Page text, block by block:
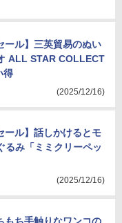
ール】三英貿易のぬい
ALL STAR COLLECT
得
(2025/12/16)
ール】話しかけるとモ
るみ「ミミクリーペッ
(2025/12/16)